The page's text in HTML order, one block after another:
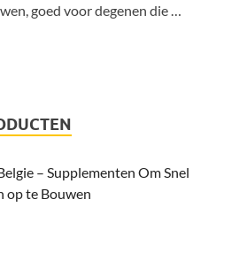
goed voor degenen die …
– Supplementen Om Snel
op te Bouwen